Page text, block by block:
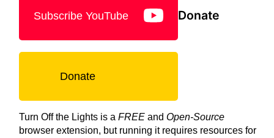
Subscribe YouTube Donate
Donate
Turn Off the Lights is a FREE and Open-Source
browser extension, but running it requires resources for